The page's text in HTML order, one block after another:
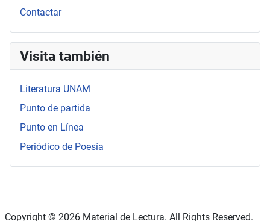
Contactar
Visita también
Literatura UNAM
Punto de partida
Punto en Línea
Periódico de Poesía
Copyright © 2026 Material de Lectura. All Rights Reserved.